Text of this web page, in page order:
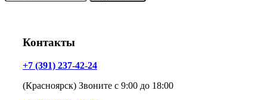
Контакты
+7 (391) 237-42-24
(Красноярск) Звоните с 9:00 до 18:00